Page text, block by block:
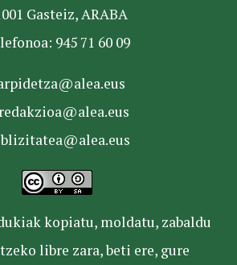
Gasteiz, ARABA
945 71 60 09
kopiatu, moldatu, zabaldu
libre zara, beti ere, gure